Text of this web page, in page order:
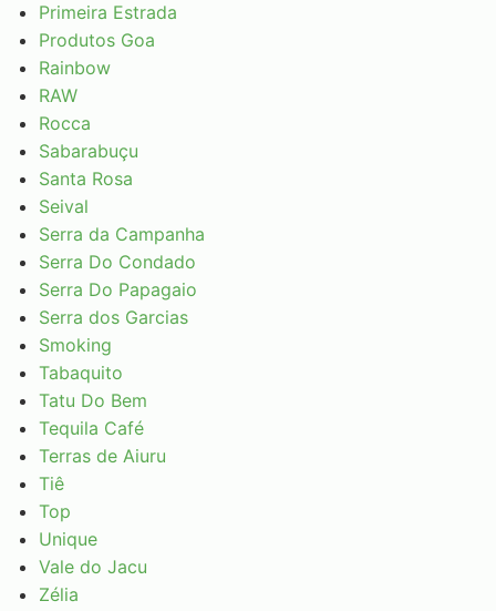
Primeira Estrada
Produtos Goa
Rainbow
RAW
Rocca
Sabarabuçu
Santa Rosa
Seival
Serra da Campanha
Serra Do Condado
Serra Do Papagaio
Serra dos Garcias
Smoking
Tabaquito
Tatu Do Bem
Tequila Café
Terras de Aiuru
Tiê
Top
Unique
Vale do Jacu
Zélia